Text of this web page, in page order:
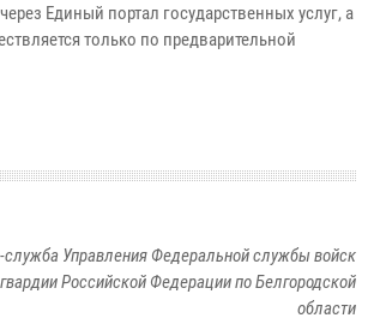
Единый портал государственных услуг, а
только по предварительной
служба Управления Федеральной службы войск
Российской Федерации по Белгородской
области